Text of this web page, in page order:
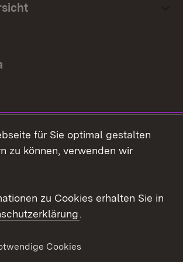
Datenschutz
für Sie optimal gestalten
zu können, verwenden wir
zu Cookies erhalten Sie in
.
Cookies